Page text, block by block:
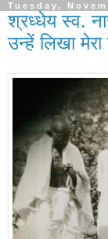
Tuesday,
श्रध्धेय स्व.
उन्हें लिखा